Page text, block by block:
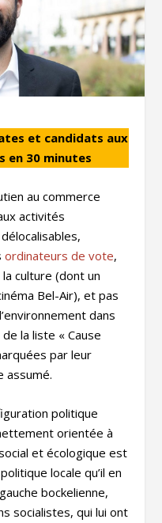
et candidats aux
en 30 minutes
au commerce
activités
ordinateurs de vote,
culture (dont un
Bel-Air), et pas
dans
la liste « Cause
par leur
assumé.
politique
orientée à
et écologique est
locale qu’il en
bockelienne,
socialistes, qui lui ont